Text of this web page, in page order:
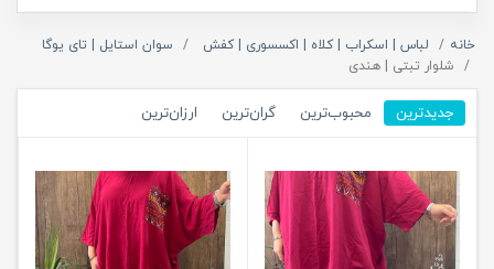
خانه لباس | اسکراب | کلاه | اکسسوری | کفش
سوان استایل | تای یوگا
شلوار تبتی | هندی
جدیدترین محبوب‌ترین گران‌ترین ارزان‌ترین